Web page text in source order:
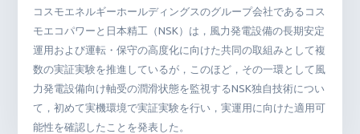
コスモエネルギーホールディングスのグループ会社であるコス
モエコパワーと日本精工（NSK）は，風力発電設備の長期安定
運用および運転・保守の高度化に向けた共同の取組みとして複
数の実証実験を推進しているが，このほど，その一環として風
力発電設備向け軸受の潤滑状態を監視するNSK独自技術につい
て，初めて実機環境で実証実験を行い，実運用に向けた適用可
能性を確認したことを発表した。